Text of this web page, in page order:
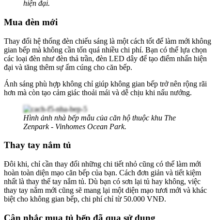
hiện đại.
Mua đèn mới
Thay đổi hệ thống đèn chiếu sáng là một cách tốt để làm mới không
gian bếp mà không cần tốn quá nhiều chi phí. Bạn có thể lựa chọn
các loại đèn như đèn thả trần, đèn LED dây để tạo điểm nhấn hiện
đại và tăng thêm sự ấm cúng cho căn bếp.
Ánh sáng phù hợp không chỉ giúp không gian bếp trở nên rộng rãi
hơn mà còn tạo cảm giác thoải mái và dễ chịu khi nấu nướng.
Hình ảnh nhà bếp mẫu của căn hộ thuộc khu The
Zenpark - Vinhomes Ocean Park.
Thay tay nắm tủ
Đôi khi, chỉ cần thay đổi những chi tiết nhỏ cũng có thể làm mới
hoàn toàn diện mạo căn bếp của bạn. Cách đơn giản và tiết kiệm
nhất là thay thế tay nắm tủ. Dù bạn có sơn lại tủ hay không, việc
thay tay nắm mới cũng sẽ mang lại một diện mạo tươi mới và khác
biệt cho không gian bếp, chi phí chỉ từ 50.000 VNĐ.
Cân nhắc mua tủ bếp đã qua sử dụng